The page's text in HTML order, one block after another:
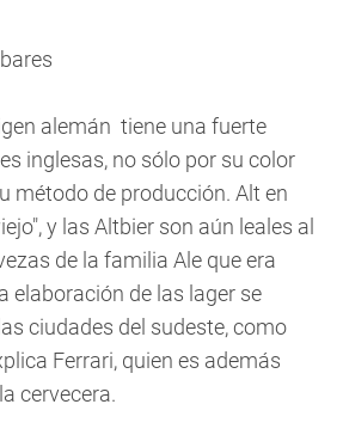
alemán tiene una fuerte
inglesas, no sólo por su color
método de producción. Alt en
y las Altbier son aún leales al
de la familia Ale que era
elaboración de las lager se
ciudades del sudeste, como
Ferrari, quien es además
cervecera.